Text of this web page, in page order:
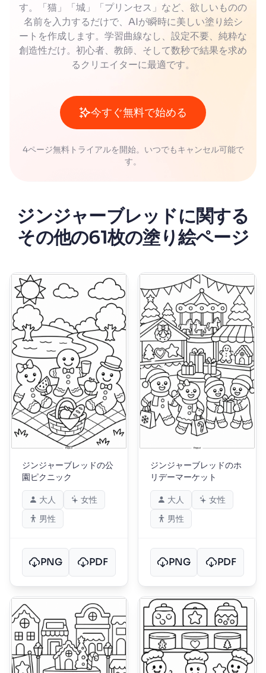
す。「猫」「城」「プリンセス」など、欲しいものの
名前を入力するだけで、AIが瞬時に美しい塗り絵シ
ートを作成します。学習曲線なし、設定不要、純粋な
創造性だけ。初心者、教師、そして数秒で結果を求め
るクリエイターに最適です。
今すぐ無料で始める
4ページ無料トライアルを開始。いつでもキャンセル可能で
す。
ジンジャーブレッドに関する
その他の61枚の塗り絵ページ
ジンジャーブレッドの公
園ピクニック
大人
女性
男性
PNG PDF
ジンジャーブレッドのホ
リデーマーケット
大人
女性
男性
PNG PDF